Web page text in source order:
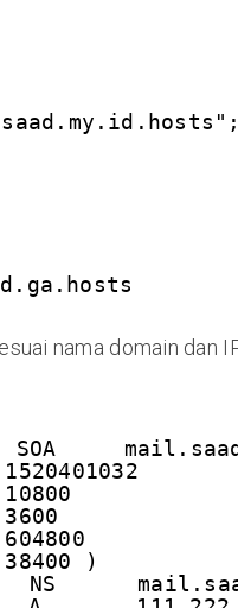
nama domain dan
SOA
1520401032
10800
3600
604800
38400 )
NS